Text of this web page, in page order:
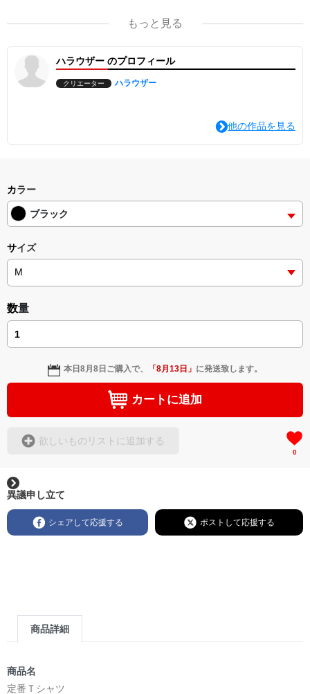
借りも、背負うものも、ゼロじゃない。
背負っているからこそ、前に進む。
XXXL 84 64 59 26 186
・5.6oz コットンTシャツ
・ユニセックス
・程よい厚みで日常使いに最適
・送料無料
【発送について】
本商品は受注生産となります。
もっと見る
ハラウザー のプロフィール
クリエーター ハラウザー
他の作品を見る
カラー
ブラック
サイズ
数量
本日8月8日 ご購入で、 「8月13日 」 に発送致します。
カートに追加
欲しいものリストに追加する
0
異議申し立て
シェアして応援する ポストして応援する
商品詳細
商品名
定番Ｔシャツ